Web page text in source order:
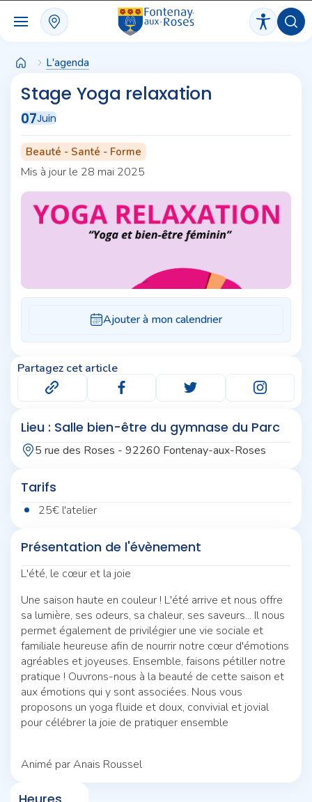
L'agenda
Stage Yoga relaxation
07Juin
Beauté - Santé - Forme
Mis à jour le 28 mai 2025
Partagez cet article
Lieu : Salle bien-être du gymnase du Parc
5 rue des Roses - 92260 Fontenay-aux-Roses
Tarifs
25€ l'atelier
Présentation de l'évènement
L'été, le cœur et la joie
Une saison haute en couleur ! L'été arrive et nous offre
sa lumière, ses odeurs, sa chaleur, ses saveurs... Il nous
permet également de privilégier une vie sociale et
familiale heureuse afin de nourrir notre cœur d'émotions
agréables et joyeuses. Ensemble, faisons pétiller notre
pratique ! Ouvrons-nous à la beauté de cette saison et
aux émotions qui y sont associées. Nous vous
proposons un yoga fluide et doux, convivial et jovial
pour célébrer la joie de pratiquer ensemble
Animé par Anais Roussel
Heures
Panneau de gestion des cookies